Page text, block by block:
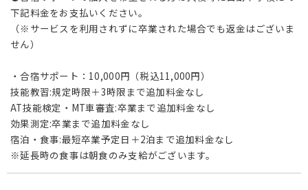
下記料金をお支払いください。
（※サービスを利用されずに卒業された場合でも返金はございま
せん）
・合宿サポート：10,000円（税込11,000円）
技能教習:規定時限＋3時限まで追加料金なし
AT技能検定・MT車審査:卒業まで追加料金なし
効果測定:卒業まで追加料金なし
宿泊・食事:最短卒業予定日＋2泊まで追加料金なし
※延長時の食事は朝食のみ支給がございます。